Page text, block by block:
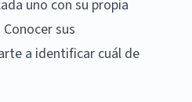
uno con su propia
sus
a identificar cuál de